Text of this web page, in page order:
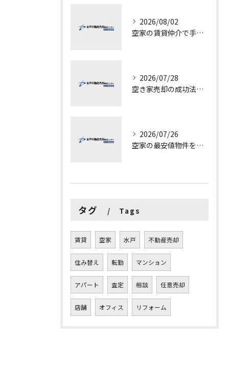
2026/08/02
空家の賃貸仲介で手数料と上限を徹底解説し200万円物件の注意点も紹介
2026/07/28
空き家売却の成功法と注意点
2026/07/26
空家の最安値物件を茨城県水戸市つくば市で探す方法と賢い売却ポイントを徹底解説
タグ Tags
賃貸 空家 水戸 不動産売却
住み替え 転勤 マンション
アパート 査定 相談 任意売却
店舗 オフィス リフォーム